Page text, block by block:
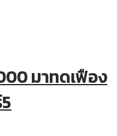
มาทดเฟือง